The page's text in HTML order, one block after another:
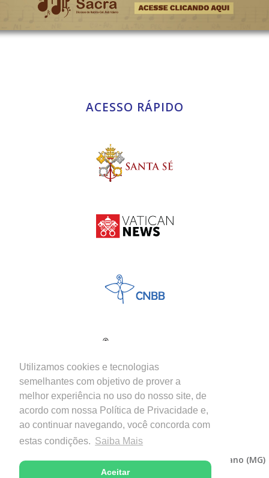
Utilizamos cookies e tecnologias
semelhantes com objetivo de prover a
melhor experiência no uso do nosso site, de
acordo com nossa Política de Privacidade e,
ao continuar navegando, você concorda com
estas condições. Saiba Mais
Aceitar
ACESSO RÁPIDO
Copyright © 2026 - Diocese de Itabira-Coronel Fabriciano (MG)
Desenvolvido com excelência por